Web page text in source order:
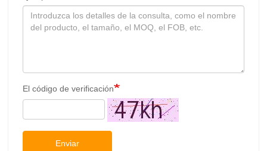
El código de verificación
Enviar